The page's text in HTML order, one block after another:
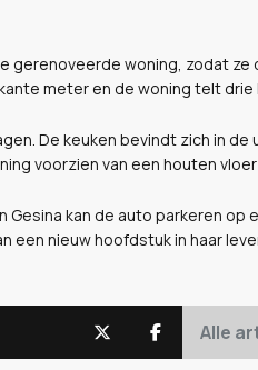
gerenoveerde woning, zodat ze
meter en de woning telt drie
De keuken bevindt zich in de
voorzien van een houten
kan de auto parkeren op
een nieuw hoofdstuk in haar
Alle